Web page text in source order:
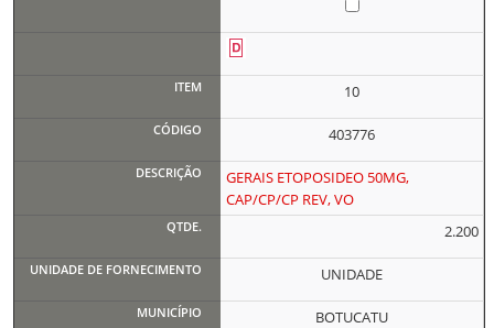
10
403776
GERAIS ETOPOSIDEO 50MG,
CAP/CP/CP REV, VO
2.200
UNIDADE
BOTUCATU